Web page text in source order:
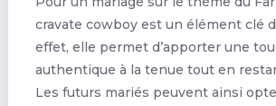
cravate cowboy est un élément clé
effet, elle permet d’apporter une
authentique à la tenue tout en
Les futurs mariés peuvent ainsi